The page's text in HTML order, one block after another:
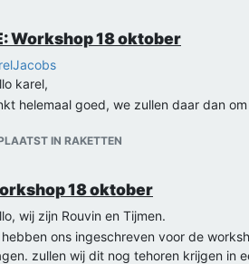
Workshop 18 oktober
karel,
helemaal goed, we zullen daar dan
IN RAKETTEN
18 oktober
wij zijn Rouvin en Tijmen.
ons ingeschreven voor de
zullen wij dit nog tehoren krijgen in